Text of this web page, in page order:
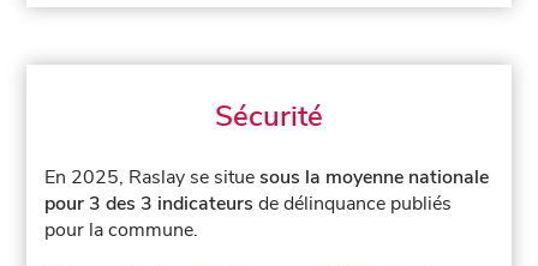
Sécurité
En 2025, Raslay se situesous la moyenne nationale
pour 3 des 3 indicateurs de délinquance publiés
pour la commune.